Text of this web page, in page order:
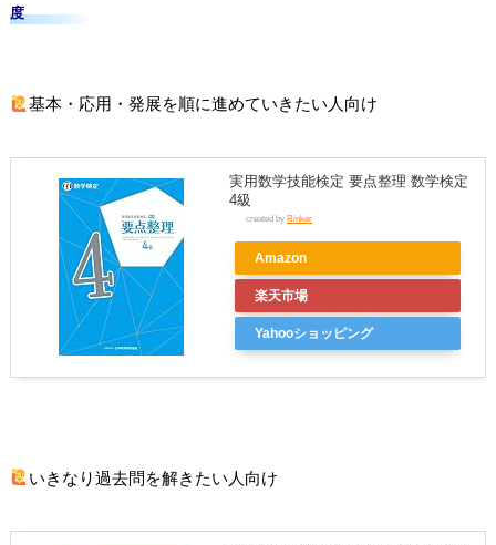
度
基本・応用・発展を順に進めていきたい人向け
実用数学技能検定 要点整理 数学検定
4級
created by Rinker
Amazon
楽天市場
Yahooショッピング
いきなり過去問を解きたい人向け